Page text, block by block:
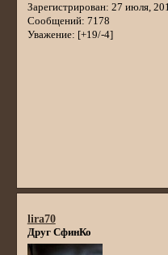
Зарегистрирован: 27 июля,
Сообщений: 7178
Уважение: [+19/-4]
lira70
Друг СфинКо